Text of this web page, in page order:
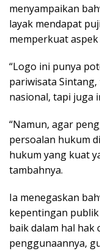
menyampaikan
layak mendapat
memperkuat
“Logo ini punya
pariwisata
nasional, tapi juga
“Namun, agar
persoalan hukum
hukum yang kuat
tambahnya.
Ia menegaskan
kepentingan
baik dalam hal hak
penggunaannya,